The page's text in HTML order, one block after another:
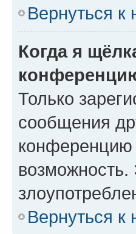
Вернуться к
Когда я
Только
сообщения
конференцию
возможность.
Вернуться к